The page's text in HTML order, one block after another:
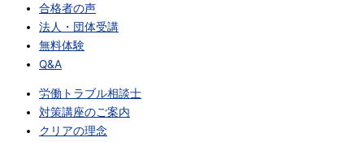
合格者の声
法人・団体受講
無料体験
Q&A
労働トラブル相談士
対策講座のご案内
クリアの理念